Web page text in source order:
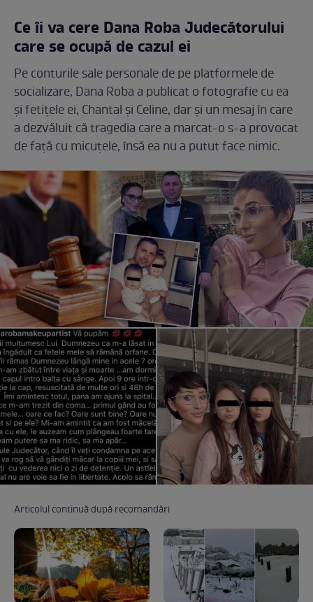
Ce îi va cere Dana Roba Judecătorului
care se ocupă de cazul ei
Pe conturile sale personale de pe platformele de
socializare, Dana Roba a publicat o fotografie cu ea
și fetițele ei, Chantal și Celine, dar și un mesaj în care
a dezvăluit că tragedia care a marcat-o s-a provocat
de față cu micuțele, însă ea nu a putut face nimic.
Articolul continuă după recomandări